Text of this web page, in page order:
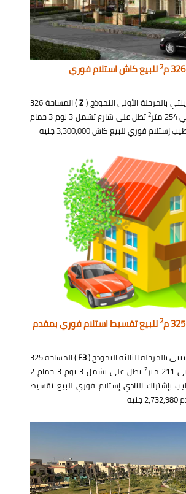
326 م 2للبيع كاش استلام فوري
بالمرحلة الأولى النموذج (Z
) المساحة 326
2
تطل على شارع تشمل 3 نوم 3 حمام
325 م 2للبيع تقسيط استلام فوري بمقدم
بالمرحلة الثالثة النموذج (F3
) المساحة 325
2
تطل على تشمل 3 نوم 3 حمام 2
بإشتراك النادي إستلام فوري للبيع تقسيط